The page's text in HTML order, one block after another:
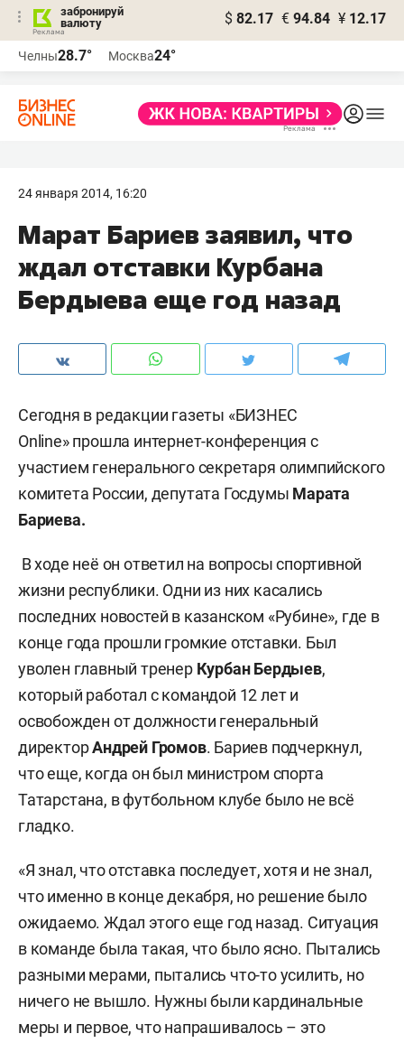
забронируй
валюту
$ 82.17 € 94.84 ¥ 12.17
Челны28.7° Москва24°
24 января 2014, 16:20
Марат Бариев заявил, что
ждал отставки Курбана
Бердыева еще год назад
Сегодня в редакции газеты «БИЗНЕС
Online» прошла интернет-конференция с
участием генерального секретаря олимпийского
комитета России, депутата Госдумы Марата
Бариева.
В ходе неё он ответил на вопросы спортивной
жизни республики. Одни из них касались
последних новостей в казанском «Рубине», где в
конце года прошли громкие отставки. Был
уволен главный тренер Курбан Бердыев,
который работал с командой 12 лет и
освобожден от должности генеральный
директорАндрей Громов. Бариев подчеркнул,
что еще, когда он был министром спорта
Татарстана, в футбольном клубе было не всё
гладко.
«Я знал, что отставка последует, хотя и не знал,
что именно в конце декабря, но решение было
ожидаемо. Ждал этого еще год назад. Ситуация
в команде была такая, что было ясно. Пытались
разными мерами, пытались что-то усилить, но
ничего не вышло. Нужны были кардинальные
меры и первое, что напрашивалось – это